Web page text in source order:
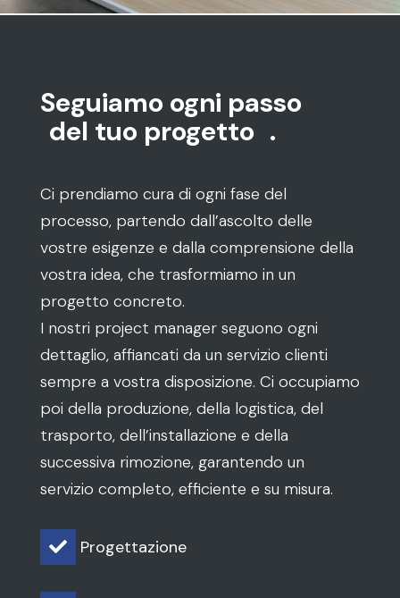
Seguiamo ogni passo
del tuo progetto .
Ci prendiamo cura di ogni fase del
processo, partendo dall’ascolto delle
vostre esigenze e dalla comprensione della
vostra idea, che trasformiamo in un
progetto concreto.
I nostri project manager seguono ogni
dettaglio, affiancati da un servizio clienti
sempre a vostra disposizione. Ci occupiamo
poi della produzione, della logistica, del
trasporto, dell’installazione e della
successiva rimozione, garantendo un
servizio completo, efficiente e su misura.
 Progettazione